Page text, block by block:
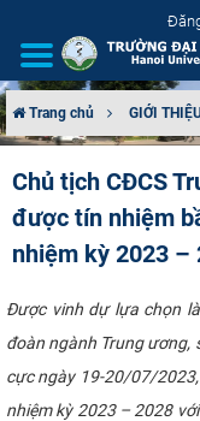
CƠ CẤU TỔ
TUYỂN SINH
ĐÀO TẠO
ĐẢM BẢO CHẤT
Trang chủ GIỚI
Chủ tịch CĐCS
được tín nhiệm
nhiệm kỳ 2023 –
Được vinh dự lựa chọn
đoàn ngành Trung ương,
cực ngày 19-20/07/2023,
nhiệm kỳ 2023 – 2028